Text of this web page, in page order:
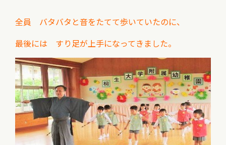
全員 バタバタと音をたてて歩いていたのに、
最後には すり足が上手になってきました。